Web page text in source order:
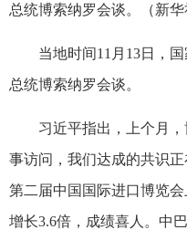
总统博索纳罗会谈。（新华
当地时间11月13日，
总统博索纳罗会谈。
习近平指出，上个月
事访问，我们达成的共识
第二届中国国际进口博览
增长3.6倍，成绩喜人。中